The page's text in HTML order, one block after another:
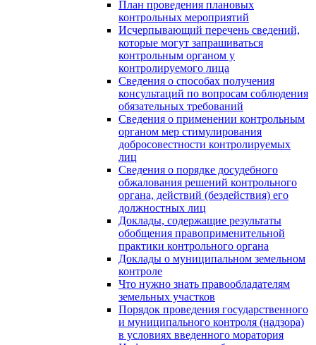
План проведения плановых
контрольных мероприятий
Исчерпывающий перечень сведений,
которые могут запрашиваться
контрольным органом у
контролируемого лица
Сведения о способах получения
консультаций по вопросам соблюдения
обязательных требований
Сведения о применении контрольным
органом мер стимулирования
добросовестности контролируемых
лиц
Сведения о порядке досудебного
обжалования решений контрольного
органа, действий (бездействия) его
должностных лиц
Доклады, содержащие результаты
обобщения правоприменительной
практики контрольного органа
Доклады о муниципальном земельном
контроле
Что нужно знать правообладателям
земельных участков
Порядок проведения государственного
и муниципального контроля (надзора)
в условиях введенного моратория